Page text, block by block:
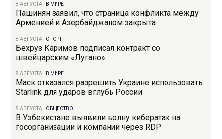
8 АВГУСТА В МИРЕ
Пашинян заявил, что страница конфликта между
Арменией и Азербайджаном закрыта
8 АВГУСТА СПОРТ
Бехруз Каримов подписал контракт со
швейцарским «Лугано»
8 АВГУСТА В МИРЕ
Маск отказался разрешить Украине использовать
Starlink для ударов вглубь России
8 АВГУСТА ОБЩЕСТВО
В Узбекистане выявили волну кибератак на
госорганизации и компании через RDP